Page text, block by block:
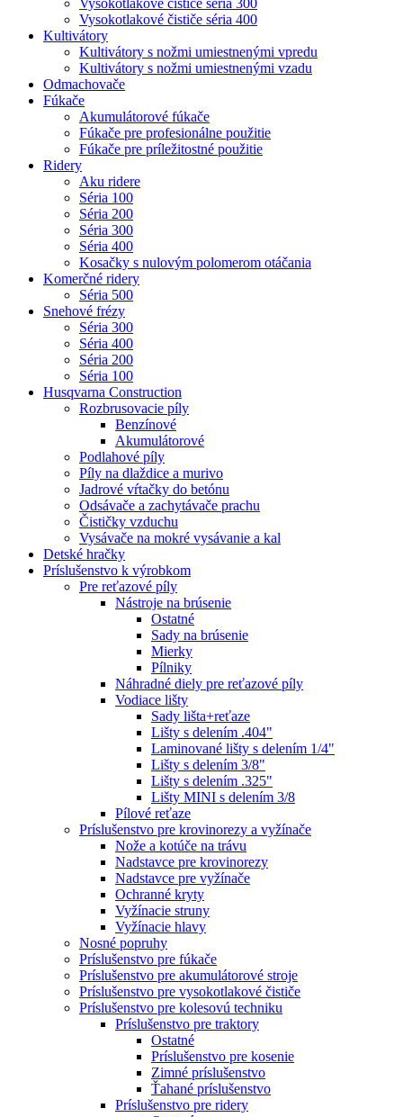
Vysokotlakové čističe séria 400
Kultivátory
Kultivátory s nožmi umiestnenými vpredu
Kultivátory s nožmi umiestnenými vzadu
Odmachovače
Fúkače
Akumulátorové fúkače
Fúkače pre profesionálne použitie
Fúkače pre príležitostné použitie
Ridery
Aku ridere
Séria 100
Séria 200
Séria 300
Séria 400
Kosačky s nulovým polomerom otáčania
Komerčné ridery
Séria 500
Snehové frézy
Séria 300
Séria 400
Séria 200
Séria 100
Husqvarna Construction
Rozbrusovacie píly
Benzínové
Akumulátorové
Podlahové píly
Píly na dlaždice a murivo
Jadrové vŕtačky do betónu
Odsávače a zachytávače prachu
Čističky vzduchu
Vysávače na mokré vysávanie a kal
Detské hračky
Príslušenstvo k výrobkom
Pre reťazové píly
Nástroje na brúsenie
Ostatné
Sady na brúsenie
Mierky
Pílniky
Náhradné diely pre reťazové píly
Vodiace lišty
Sady lišta+reťaze
Lišty s delením .404"
Laminované lišty s delením 1/4"
Lišty s delením 3/8"
Lišty s delením .325"
Lišty MINI s delením 3/8
Pílové reťaze
Príslušenstvo pre krovinorezy a vyžínače
Nože a kotúče na trávu
Nadstavce pre krovinorezy
Nadstavce pre vyžínače
Ochranné kryty
Vyžínacie struny
Vyžínacie hlavy
Nosné popruhy
Príslušenstvo pre fúkače
Príslušenstvo pre akumulátorové stroje
Príslušenstvo pre vysokotlakové čističe
Príslušenstvo pre kolesovú techniku
Príslušenstvo pre traktory
Ostatné
Príslušenstvo pre kosenie
Zimné príslušenstvo
Ťahané príslušenstvo
Príslušenstvo pre ridery